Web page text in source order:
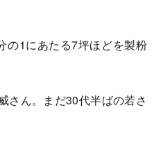
の1にあたる7坪ほどを製粉
さん。まだ30代半ばの若さ